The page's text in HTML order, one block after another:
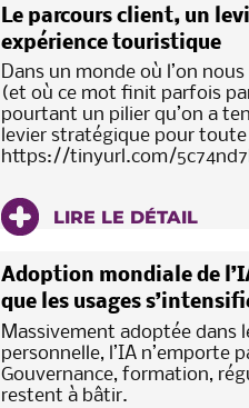
Le parcours client, un
expérience touristique
Dans un monde où l’on
(et où ce mot finit parfois
pourtant un pilier qu’on a
levier stratégique pour
https://tinyurl.com/
LIRE LE DÉTAIL
Adoption mondiale de
que les usages
Massivement adoptée dans
personnelle, l’IA n’emporte
Gouvernance, formation,
restent à bâtir.